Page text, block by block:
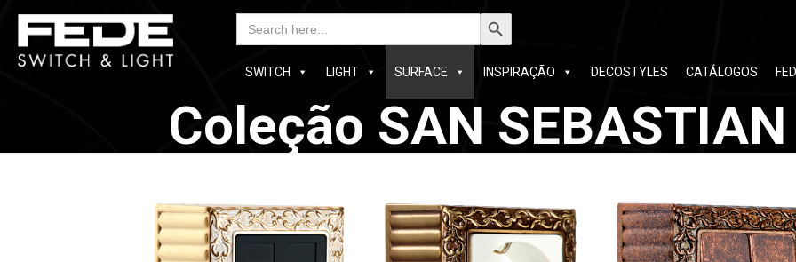
Search
Search Button
SWITCH LIGHT SURFACE INSPIRAÇÃO DECOSTYLES CATÁLOGOS
Coleção SAN SEBASTIAN